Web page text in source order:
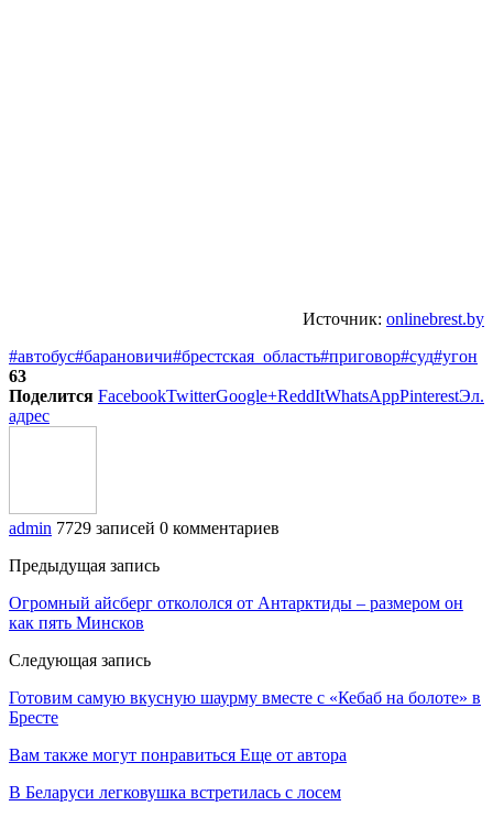
Источник: onlinebrest.by
#автобус#барановичи#брестская_область#приговор#суд#угон
63
Поделится FacebookTwitterGoogle+ReddItWhatsAppPinterestЭл.
адрес
admin 7729 записей 0 комментариев
Предыдущая запись
Огромный айсберг откололся от Антарктиды – размером он
как пять Минсков
Следующая запись
Готовим самую вкусную шаурму вместе с «Кебаб на болоте» в
Бресте
Вам также могут понравиться Еще от автора
В Беларуси легковушка встретилась с лосем